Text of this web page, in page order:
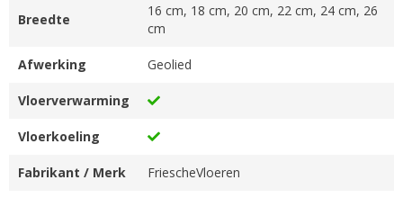
Breedte
16 cm, 18 cm, 20 cm, 22 cm, 24 cm, 26
cm
Afwerking Geolied
Vloerverwarming
Vloerkoeling
Fabrikant / Merk FriescheVloeren